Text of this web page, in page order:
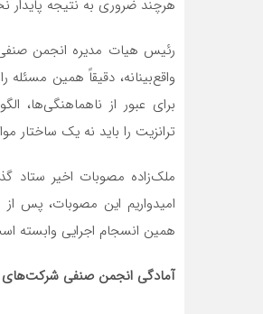
هرچند ضروری به نتیجه پایدار
رئیس هیات مدیره انجمن صنفی
واقع‌بینانه، دقیقاً همین
برای عبور از
ترانزیت را باید نه یک ساختار
ملک‌زاده مصوبات اخیر ستاد
امیدواریم این مصوبات، پس
همین انسجام اجرایی وابسته
آمادگی انجمن صنفی شرکت‌های